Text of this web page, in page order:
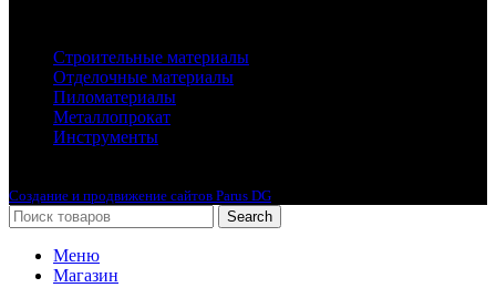
Строительные материалы
Отделочные материалы
Пиломатериалы
Металлопрокат
Инструменты
Создание и продвижение сайтов Parus DG
Search
Меню
Магазин